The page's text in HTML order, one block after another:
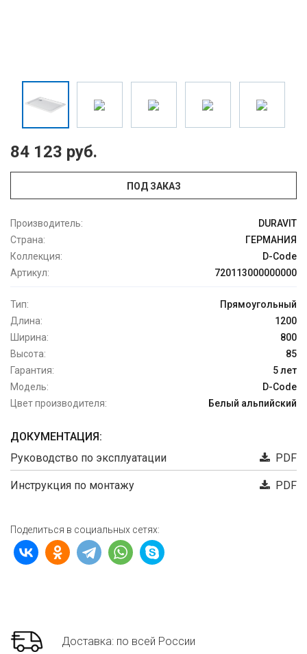
84 123 руб.
ПОД ЗАКАЗ
Производитель:
DURAVIT
Страна:
ГЕРМАНИЯ
Коллекция:
D-Code
Артикул:
720113000000000
Тип:
Прямоугольный
Длина:
1200
Ширина:
800
Высота:
85
Гарантия:
5 лет
Модель:
D-Code
Цвет производителя:
Белый альпийский
ДОКУМЕНТАЦИЯ:
Руководство по эксплуатации
PDF
Инструкция по монтажу PDF
Поделиться в социальных сетях:
Доставка: по всей России